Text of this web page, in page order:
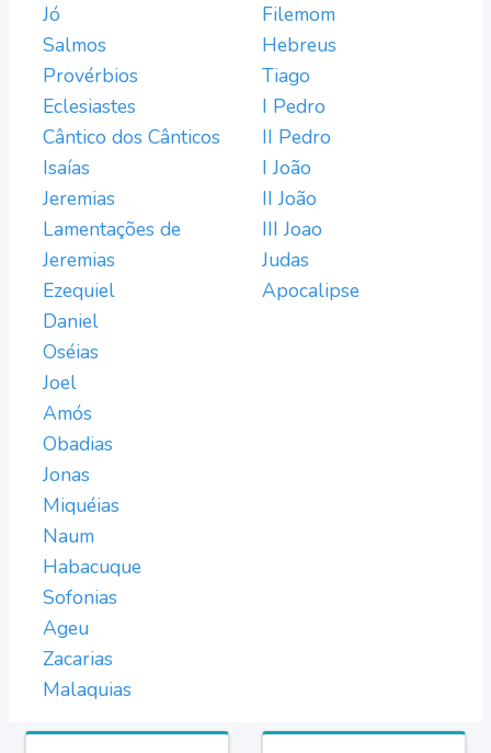
Jó
Salmos
Provérbios
Eclesiastes
Cântico dos Cânticos
Isaías
Jeremias
Lamentações de
Jeremias
Ezequiel
Daniel
Oséias
Joel
Amós
Obadias
Jonas
Miquéias
Naum
Habacuque
Sofonias
Ageu
Zacarias
Malaquias
Filemom
Hebreus
Tiago
I Pedro
II Pedro
I João
II João
III Joao
Judas
Apocalipse